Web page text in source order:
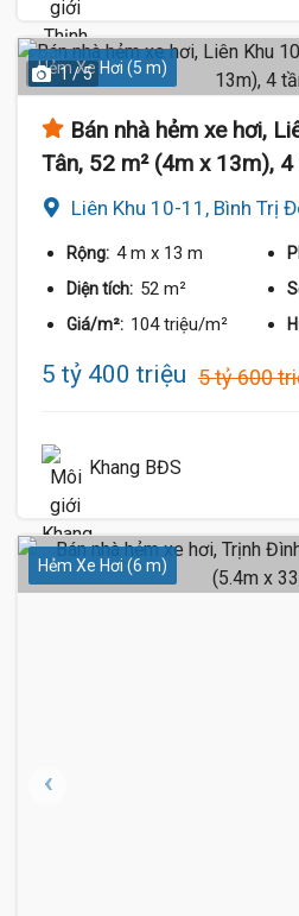
Hẻm Xe Hơi (5 m)
1 / 5
Bán nhà hẻm xe hơi,
Tân, 52 m² (4m x 13m),
Liên Khu 10-11, Bình Trị
Rộng: 4 m x 13 m
Diện tích: 52 m²
Giá/m²: 104 triệu/m²
5 tỷ 400 triệu 5 tỷ 600
Khang BĐS
Hẻm Xe Hơi (6 m)